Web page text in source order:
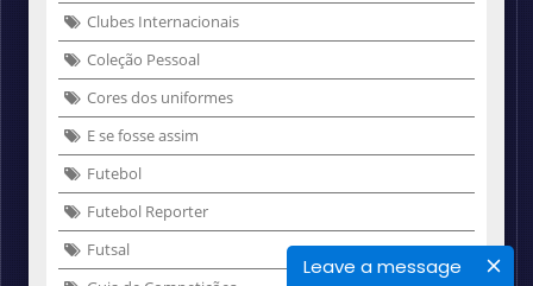
Leave a message
Clubes Internacionais
Coleção Pessoal
Cores dos uniformes
E se fosse assim
Futebol
Futebol Reporter
Futsal